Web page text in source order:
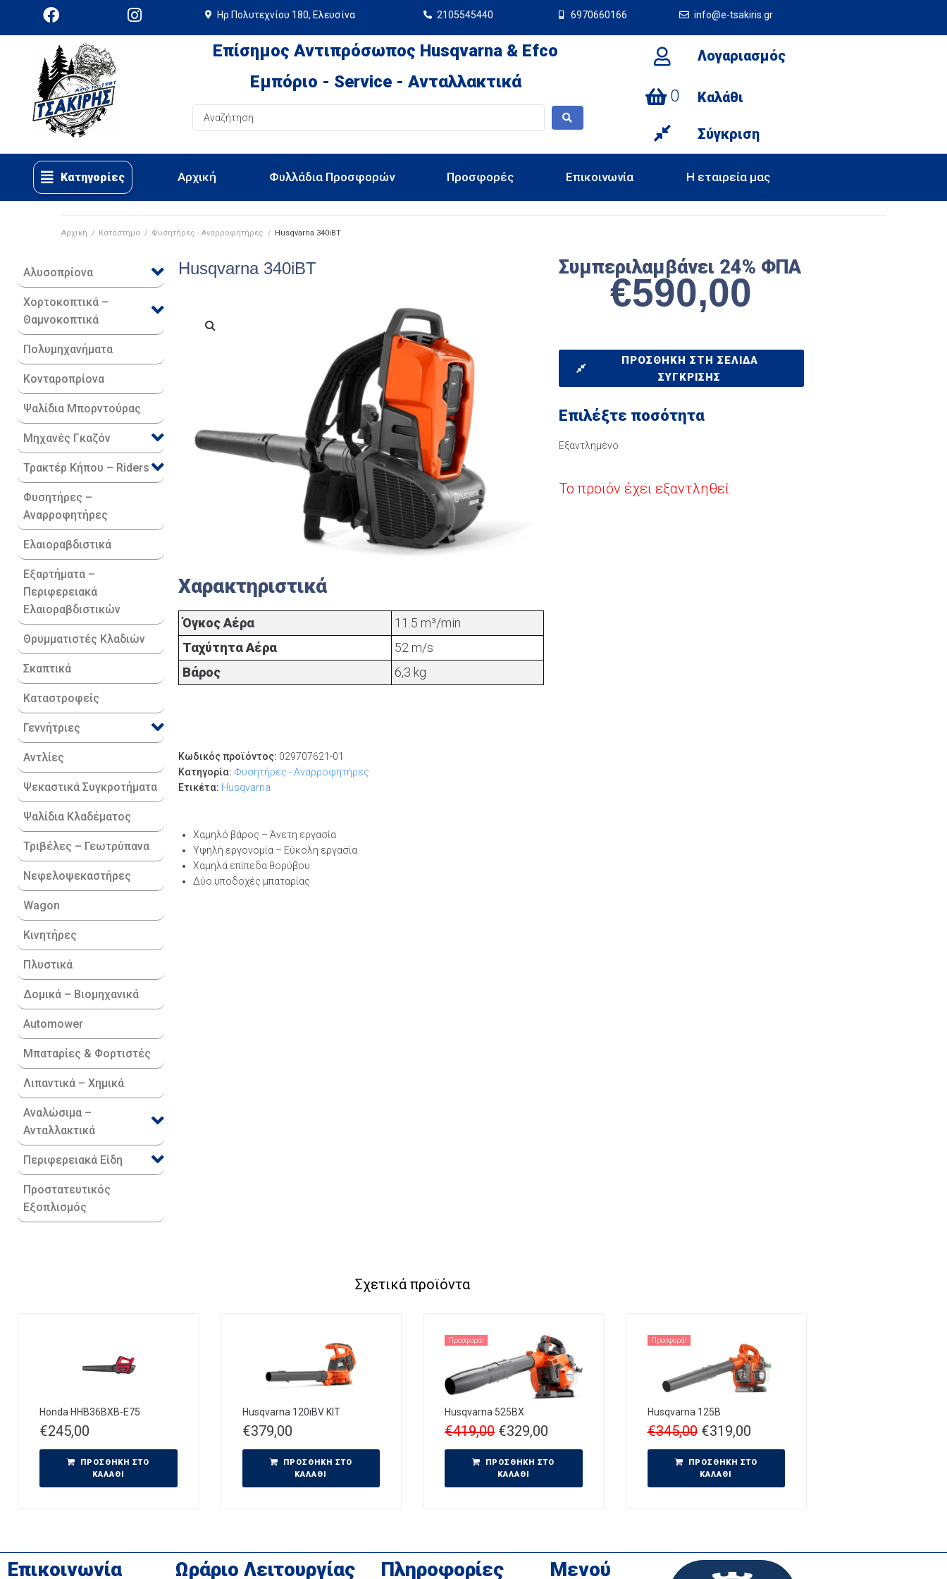
Ηρ.Πολυτεχνίου 180, Ελευσίνα 2105545440 6970660166 info@e-tsakiris.gr
Επίσημος Αντιπρόσωπος Husqvarna & Efco
Εμπόριο - Service - Ανταλλακτικά
0
Λογαριασμός
Καλάθι
Σύγκριση
Κατηγορίες Αρχική Φυλλάδια Προσφορών Προσφορές Επικοινωνία Η εταιρεία μας
Αρχική / Κατάστημα / Φυσητήρες - Αναρροφητήρες / Husqvarna 340iBT
Αλυσοπρίονα
Χορτοκοπτικά –
Θαμνοκοπτικά
Πολυμηχανήματα
Κονταροπρίονα
Ψαλίδια Μπορντούρας
Μηχανές Γκαζόν
Τρακτέρ Κήπου – Riders
Φυσητήρες –
Αναρροφητήρες
Ελαιοραβδιστικά
Εξαρτήματα –
Περιφερειακά
Ελαιοραβδιστικών
Θρυμματιστές Κλαδιών
Σκαπτικά
Καταστροφείς
Γεννήτριες
Αντλίες
Ψεκαστικά Συγκροτήματα
Ψαλίδια Κλαδέματος
Τριβέλες – Γεωτρύπανα
Νεφελοψεκαστήρες
Wagon
Κινητήρες
Πλυστικά
Δομικά – Βιομηχανικά
Automower
Μπαταρίες & Φορτιστές
Λιπαντικά – Χημικά
Αναλώσιμα –
Ανταλλακτικά
Περιφερειακά Είδη​
Προστατευτικός
Εξοπλισμός
Husqvarna 340iBT
Χαρακτηριστικά
Όγκος Αέρα
11.5 m³/min
Ταχύτητα Αέρα
52 m/s
Βάρος
6,3 kg
Κωδικός προϊόντος: 029707621-01
Κατηγορία: Φυσητήρες - Αναρροφητήρες
Ετικέτα: Husqvarna
Χαμηλό βάρος – Άνετη εργασία
Υψηλή εργονομία – Εύκολη εργασία
Χαμηλά επίπεδα θορύβου
Δύο υποδοχές μπαταρίας
Συμπεριλαμβάνει 24% ΦΠΑ
€590,00
ΠΡΟΣΘΉΚΗ ΣΤΗ ΣΕΛΊΔΑ
ΣΎΓΚΡΙΣΗΣ
Επιλέξτε ποσότητα
Εξαντλημένο
Το προϊόν έχει εξαντληθεί
Σχετικά προϊόντα
Honda HHB36BXB-E75
€245,00
ΠΡΟΣΘΉΚΗ ΣΤΟ
ΚΑΛΆΘΙ
Husqvarna 120iBV KIT
€379,00
ΠΡΟΣΘΉΚΗ ΣΤΟ
ΚΑΛΆΘΙ
Προσφορά!
Husqvarna 525BX
€419,00 €329,00
ΠΡΟΣΘΉΚΗ ΣΤΟ
ΚΑΛΆΘΙ
Προσφορά!
Husqvarna 125B
€345,00 €319,00
ΠΡΟΣΘΉΚΗ ΣΤΟ
ΚΑΛΆΘΙ
Επικοινωνία Ωράριο Λειτουργίας Πληροφορίες Μενού